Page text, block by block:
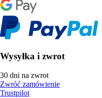
Wysyłka i zwrot
30 dni na zwrot
Zwróć zamówienie
Trustpilot